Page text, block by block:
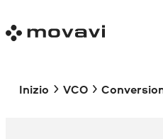
Inizio VCO